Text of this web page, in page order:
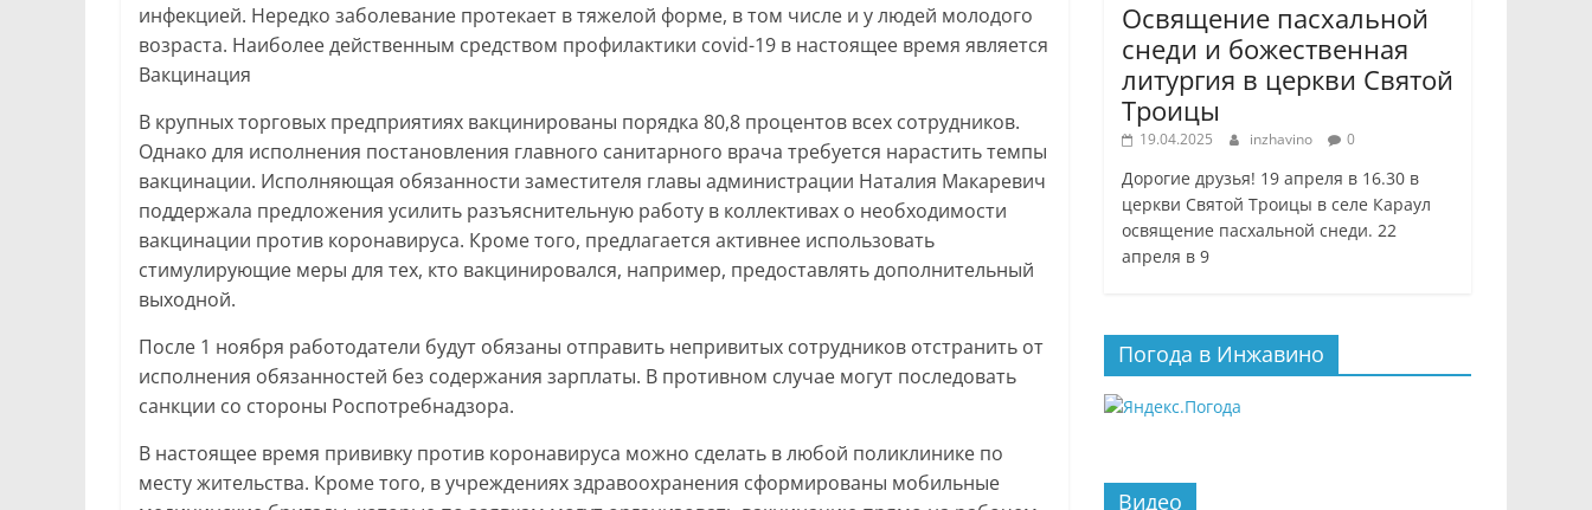
инфекцией. Нередко заболевание протекает в тяжелой форме, в том числе и у людей молодого
возраста. Наиболее действенным средством профилактики covid-19 в настоящее время является
Вакцинация
В крупных торговых предприятиях вакцинированы порядка 80,8 процентов всех сотрудников.
Однако для исполнения постановления главного санитарного врача требуется нарастить темпы
вакцинации. Исполняющая обязанности заместителя главы администрации Наталия Макаревич
поддержала предложения усилить разъяснительную работу в коллективах о необходимости
вакцинации против коронавируса. Кроме того, предлагается активнее использовать
стимулирующие меры для тех, кто вакцинировался, например, предоставлять дополнительный
выходной.
После 1 ноября работодатели будут обязаны отправить непривитых сотрудников отстранить от
исполнения обязанностей без содержания зарплаты. В противном случае могут последовать
санкции со стороны Роспотребнадзора.
В настоящее время прививку против коронавируса можно сделать в любой поликлинике по
месту жительства. Кроме того, в учреждениях здравоохранения сформированы мобильные
Освящение пасхальной
снеди и божественная
литургия в церкви Святой
Троицы
19.04.2025 inzhavino 0
Дорогие друзья! 19 апреля в 16.30 в
церкви Святой Троицы в селе Караул
освящение пасхальной снеди. 22
апреля в 9
Погода в Инжавино
Видео